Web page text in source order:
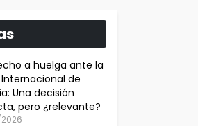
a huelga ante la
de
Una decisión
pero ¿relevante?